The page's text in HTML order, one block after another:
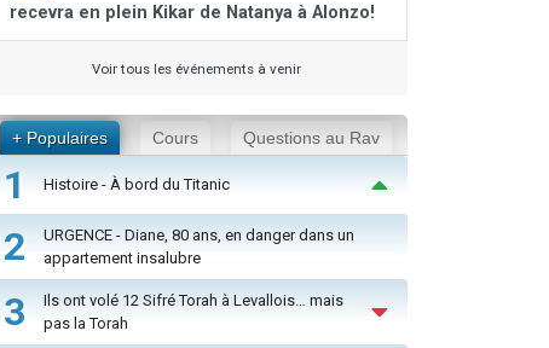
recevra en plein Kikar de Natanya à Alonzo!
Voir tous les événements à venir
+ Populaires Cours Questions au Rav
1 Histoire - À bord du Titanic
2
URGENCE - Diane, 80 ans, en danger dans un
appartement insalubre
3
Ils ont volé 12 Sifré Torah à Levallois… mais
pas la Torah